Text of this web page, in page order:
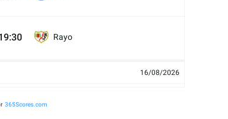
Rayo
16/08/2026
365Scores.com